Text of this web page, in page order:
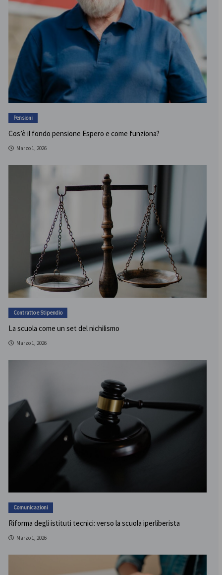
Pensioni
Cos’è il fondo pensione Espero e come funziona?
Marzo 1, 2026
Contratto e Stipendio
La scuola come un set del nichilismo
Marzo 1, 2026
Comunicazioni
Riforma degli istituti tecnici: verso la scuola iperliberista
Marzo 1, 2026